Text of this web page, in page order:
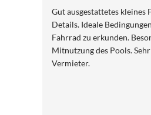
Gut ausgestattetes kleines
Details. Ideale
Fahrrad zu erkunden.
Mitnutzung des Pools.
Vermieter.